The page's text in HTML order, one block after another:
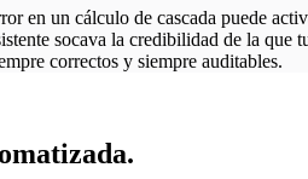
en un cálculo de cascada puede
socava la credibilidad de la que
correctos y siempre auditables.